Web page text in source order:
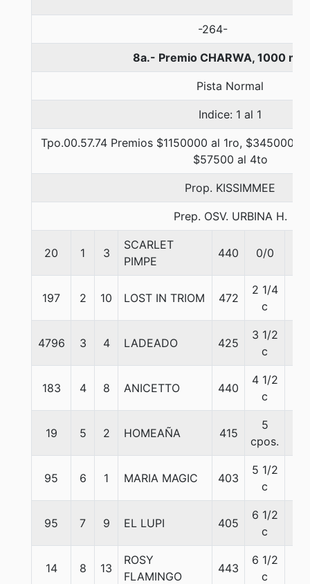
-264-
8a.- Premio CHARWA, 1000
Pista Normal
Indice: 1 al 1
Tpo.00.57.74 Premios $1150000 al 1ro, $345000
$57500 al 4to
Prop. KISSIMMEE
Prep. OSV. URBINA H.
20 1 3
SCARLET
PIMPE
440 0/0
197 2 10 LOST IN TRIOM 472
2 1/4
c
4796 3 4 LADEADO 425
3 1/2
c
183 4 8 ANICETTO 440
4 1/2
c
19 5 2 HOMEAÑA 415
5
cpos.
95 6 1 MARIA MAGIC 403
5 1/2
c
95 7 9 EL LUPI 405
6 1/2
c
14 8 13
ROSY
FLAMINGO
443
6 1/2
c